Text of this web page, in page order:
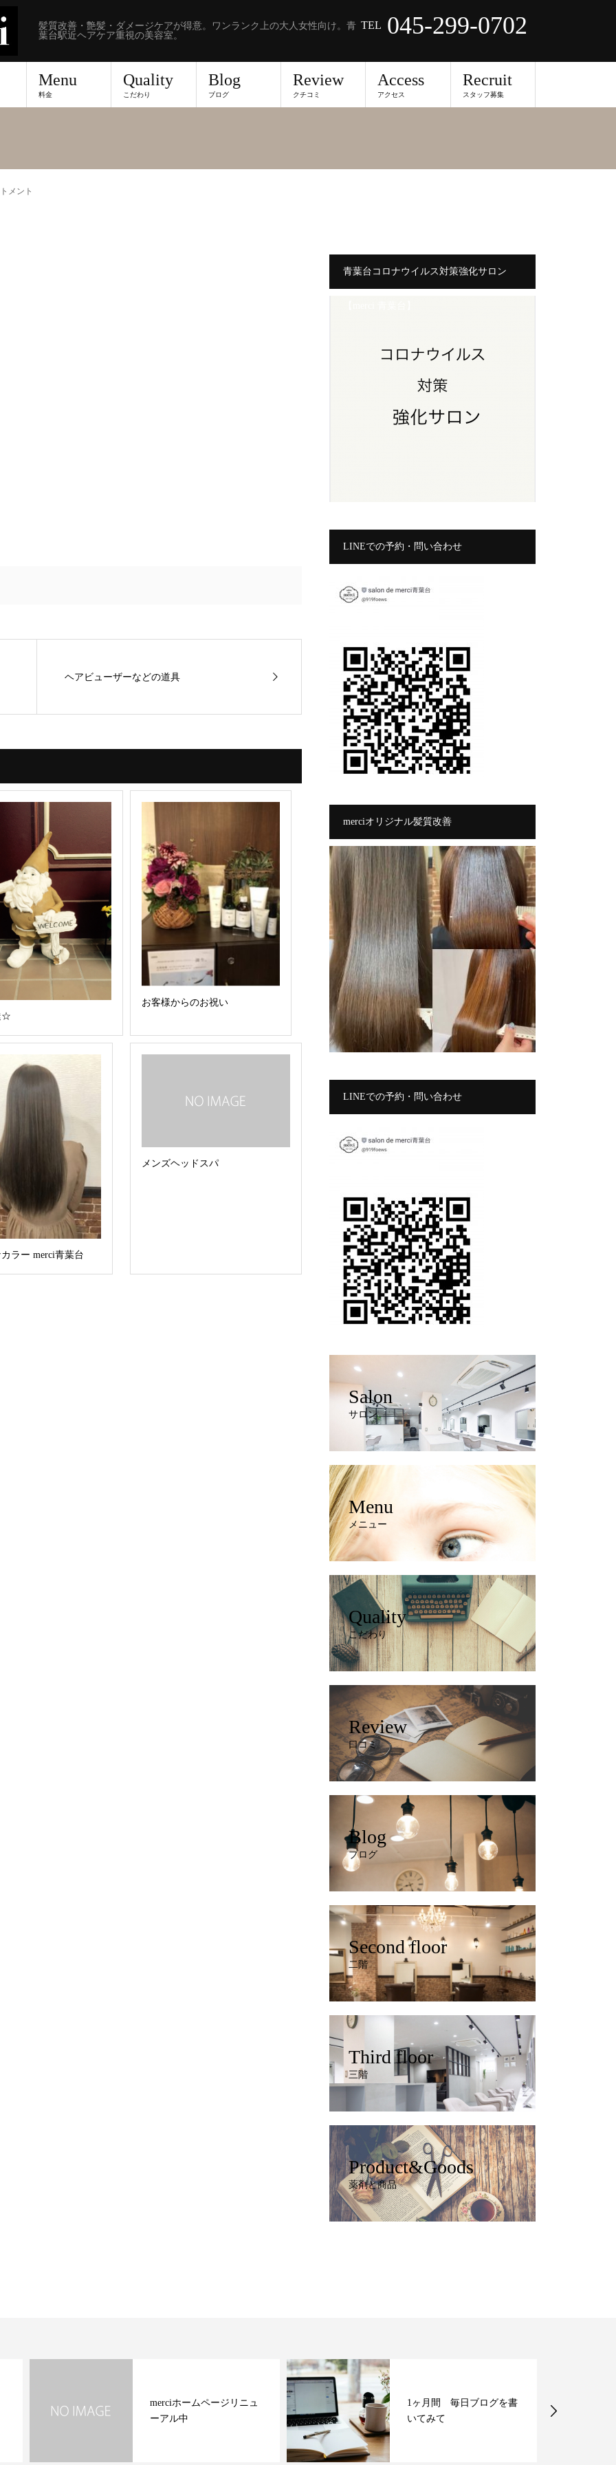
髪質改善・艶髪・ダメージケアが得意。ワンランク上の大人女性向け。青
葉台駅近ヘアケア重視の美容室。
TEL 045-299-0702
Menu
料金
Quality
こだわり
Blog
ブログ
Review
クチコミ
Access
アクセス
Recruit
スタッフ募集
メント
ヘアビューザーなどの道具
☆
お客様からのお祝い
ラー merci青葉台
メンズヘッドスパ
青葉台コロナウイルス対策強化サロン
LINEでの予約・問い合わせ
merciオリジナル髪質改善
LINEでの予約・問い合わせ
Salon
サロン
Menu
メニュー
Quality
こだわり
Review
口コミ
Blog
ブログ
Second floor
二階
Third floor
三階
Product&Goods
薬剤と商品
merciホームページリニュ
ーアル中
1ヶ月間 毎日ブログを書
いてみて